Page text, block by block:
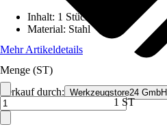
Verkauf durch: Werkzeugstore24 GmbH
Inhalt: 1 Stück
Material: Stahl
Mehr Artikeldetails
Menge (ST)
1 ST